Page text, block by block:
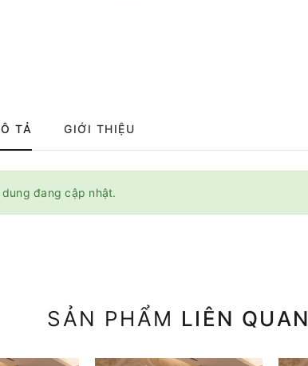
TẢ GIỚI THIỆU
dung đang cập nhật.
SẢN PHẨM LIÊN QUAN